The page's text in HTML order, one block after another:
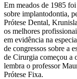
Em meados de 1985
sobre implantodontia,
Prótese Dental,
os melhores
em evidência na
de congressos sobre a
de Cirurgia começou a
lembra o professor
Prótese Fixa.